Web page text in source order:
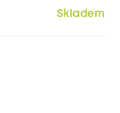
Skladem